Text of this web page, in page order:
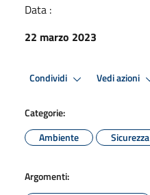
Data :
22 marzo 2023
Condividi Vedi azioni
Categorie:
Ambiente
Sicurezza
Argomenti: